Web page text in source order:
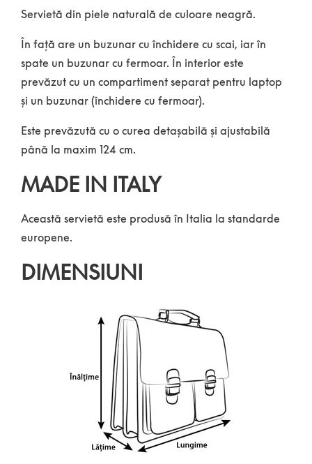
Servietă din piele naturală de culoare neagră.
În față are un buzunar cu închidere cu scai, iar în
spate un buzunar cu fermoar. În interior este
prevăzut cu un compartiment separat pentru laptop
și un buzunar (închidere cu fermoar).
Este prevăzută cu o curea detașabilă și ajustabilă
până la maxim 124 cm.
MADE IN ITALY
Această servietă este produsă în Italia la standarde
europene.
DIMENSIUNI